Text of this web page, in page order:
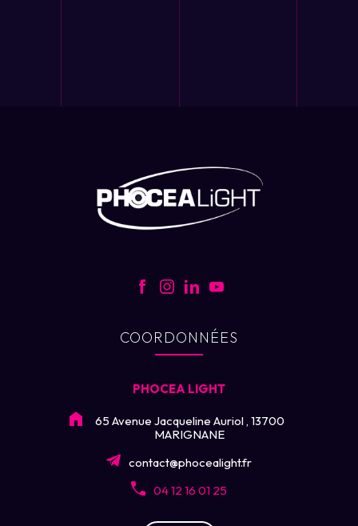
COORDONNÉES
PHOCEA LIGHT
65 Avenue Jacqueline Auriol , 13700
MARIGNANE
contact@phocealight.fr
04 12 16 01 25